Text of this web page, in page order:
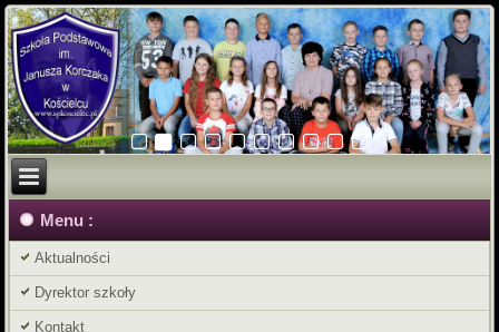
Menu :
Aktualności
Dyrektor szkoły
Kontakt